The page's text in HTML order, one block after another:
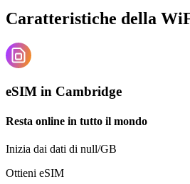
Caratteristiche della
eSIM in Cambridge
Resta online in tutto il mondo
Inizia dai dati di null/GB
Ottieni eSIM